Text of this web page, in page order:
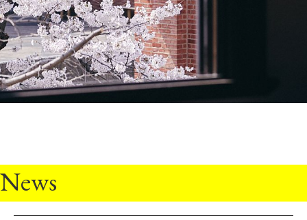
2026年9月入学者向け 新入生サイト
MGグッズ オンラインショップ
アクセス
キャンパス
案内
入試情報
News